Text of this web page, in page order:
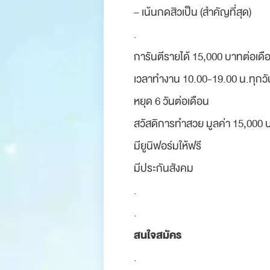
– เน้นกดสิวเป็น (สำคัญที่สุด)
.
การันตีรายได้ 15,000 บาทต่อเดื
เวลาทำงาน 10.00-19.00 น.ทุก
หยุด 6 วันต่อเดือน
สวัสดิการทำสวย มูลค่า 15,000
มียูนิฟอร์มให้ฟรี
มีประกันสังคม
.
.
สนใจสมัคร
.